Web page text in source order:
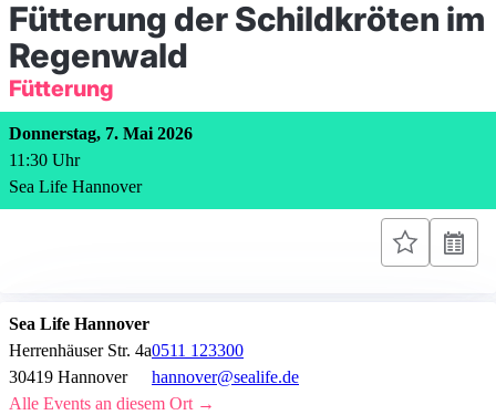
Fütterung der Schildkröten im
Regenwald
Fütterung
Donnerstag, 7. Mai 2026
11:30 Uhr
Sea Life Hannover
Sea Life Hannover
Herrenhäuser Str. 4a
30419 Hannover
0511 123300
hannover@sealife.de
Alle Events an diesem Ort →